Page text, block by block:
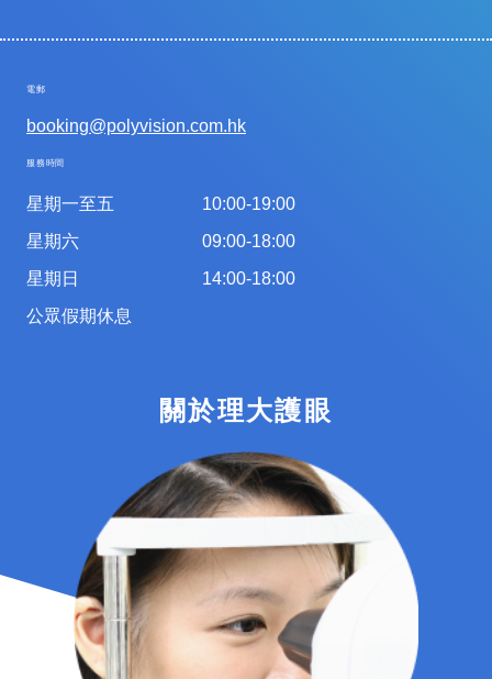
電郵
booking@polyvision.com.hk
服務時間
星期一至五
星期六
星期日
公眾假期休息
10:00-19:00
09:00-18:00
14:00-18:00
關於理大護眼